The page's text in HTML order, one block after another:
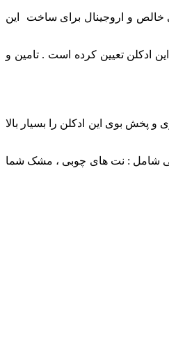
خالص و اروجینال برای ساخت این
ادکلن تعیین کرده است . تامین و
پخش بوی این ادکلن را بسیار بالا
شامل : نت های چوبی ، مشک شما